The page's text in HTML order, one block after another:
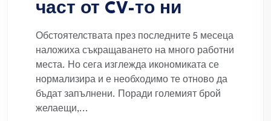
част от CV-то ни
Обстоятелствата през последните 5 месеца
наложиха съкращаването на много работни
места. Но сега изглежда икономиката се
нормализира и е необходимо те отново да
бъдат запълнени. Поради големият брой
желаещи,...